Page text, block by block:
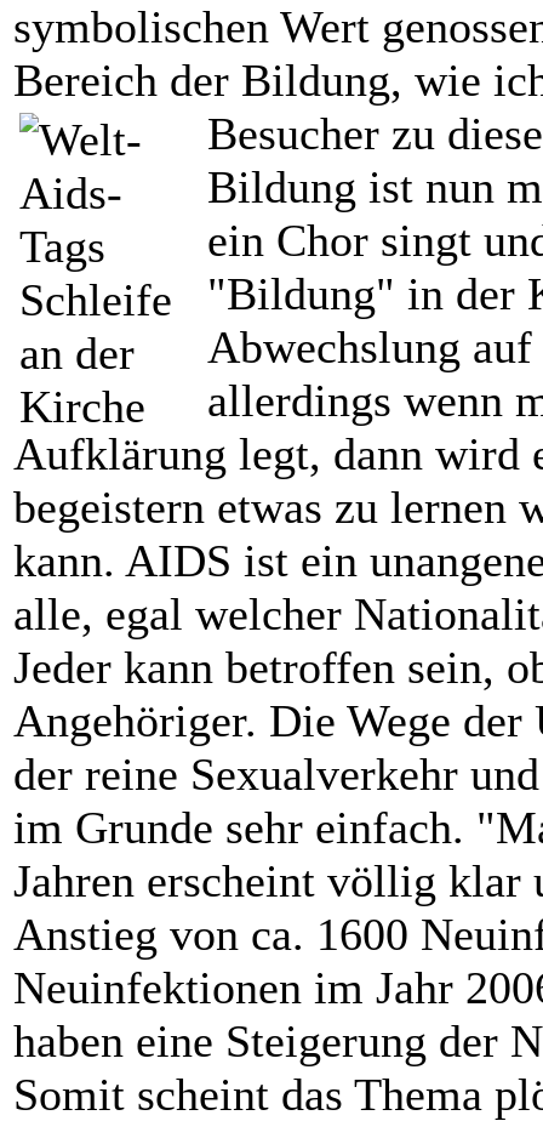
symbolischen Wert
Bereich der Bildung, wie
Besucher zu
Bildung ist nun
ein Chor singt
"Bildung" in der
Abwechslung auf
allerdings wenn
Aufklärung legt, dann wird
begeistern etwas zu lernen
kann. AIDS ist ein
alle, egal welcher
Jeder kann betroffen sein,
Angehöriger. Die Wege
der reine Sexualverkehr
im Grunde sehr einfach.
Jahren erscheint völlig klar
Anstieg von ca. 1600
Neuinfektionen im Jahr
haben eine Steigerung der
Somit scheint das Thema